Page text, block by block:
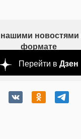
формате
Перейти в Дзен